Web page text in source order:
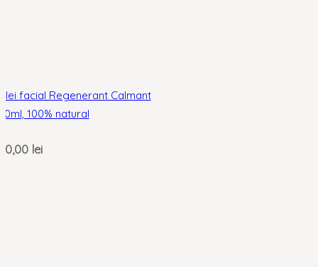
facial Regenerant Calmant
100% natural
lei